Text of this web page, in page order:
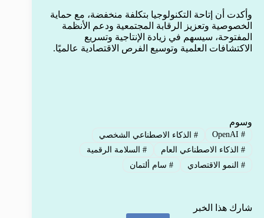
وأكدت أن إتاحة التكنولوجيا بتكلفة منخفضة، مع حماية
الخصوصية وتعزيز الرقابة المجتمعية ودعم الأنظمة
المفتوحة، سيسهم في زيادة الإنتاجية وتسريع
الاكتشافات العلمية وتوسيع الفرص الاقتصادية عالميًا.
وسوم
#
OpenAI
#الذكاء الاصطناعي الشخصي
#الذكاء الاصطناعي العام #السلامة الرقمية
#النمو الاقتصادي #سام ألتمان
شارك هذا الخبر